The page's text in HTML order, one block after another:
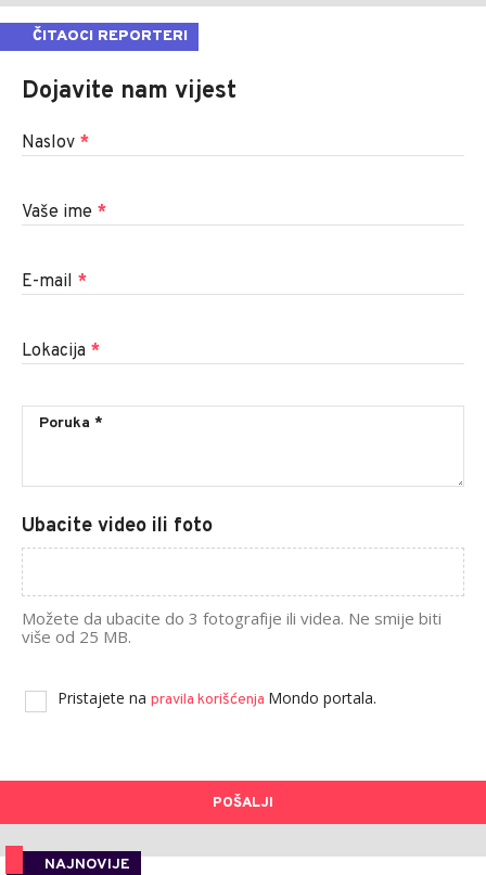
ČITAOCI REPORTERI
Dojavite nam vijest
Naslov *
Vaše ime *
E-mail *
Lokacija *
Ubacite video ili foto
Možete da ubacite do 3 fotografije ili videa. Ne smije biti
više od 25 MB.
Pristajete na pravila korišćenja Mondo portala.
POŠALJI
NAJNOVIJE